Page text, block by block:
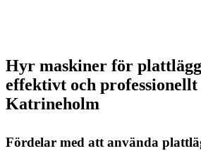
Hyr maskiner för
effektivt och
Katrineholm
Fördelar med att använda